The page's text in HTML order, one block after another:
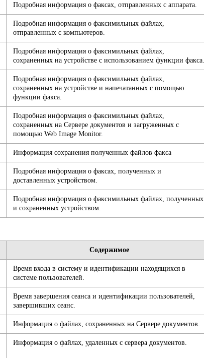
Подробная информация о факсах, отправленных с аппарата.
Подробная информация о факсимильных файлах,
отправленных с компьютеров.
Подробная информация о факсимильных файлах,
сохраненных на устройстве с использованием функции факса.
Подробная информация о факсимильных файлах,
сохраненных на устройстве и напечатанных с помощью
функции факса.
Подробная информация о факсимильных файлах,
сохраненных на Сервере документов и загруженных с
помощью Web Image Monitor.
Информация сохранения полученных файлов факса
Подробная информация о факсах, полученных и
доставленных устройством.
Подробная информация о факсимильных файлах, полученных
и сохраненных устройством.
Содержимое
Время входа в систему и идентификации находящихся в
системе пользователей.
Время завершения сеанса и идентификации пользователей,
завершивших сеанс.
Информация о файлах, сохраненных на Сервере документов.
Информация о файлах, удаленных с cервера документов.